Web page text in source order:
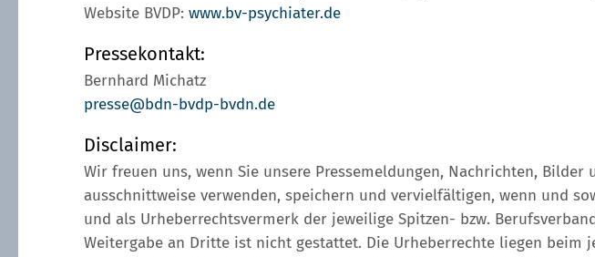
Website BVDP: www.bv-psychiater.de
Pressekontakt:
Bernhard Michatz
presse@bdn-bvdp-bvdn.de
Disclaimer:
Wir freuen uns, wenn Sie unsere Pressemeldungen, Nachrichten,
ausschnittweise verwenden, speichern und vervielfältigen, wenn und
und als Urheberrechtsvermerk der jeweilige Spitzen- bzw.
Weitergabe an Dritte ist nicht gestattet. Die Urheberrechte liegen beim